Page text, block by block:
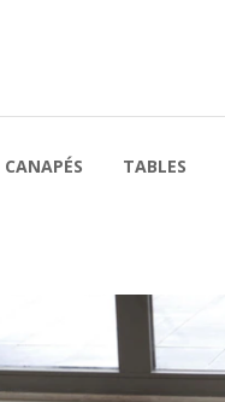
CANAPÉS TABLES